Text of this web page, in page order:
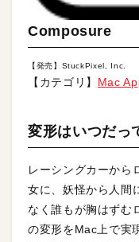
Composure
【発売】StuckPixel, Inc.
【カテゴリ】 Mac
変形はいつだっ
レーシングカーから
女に、妖怪から人間
なく誰もが胸はずむ
の変形をMac上で実